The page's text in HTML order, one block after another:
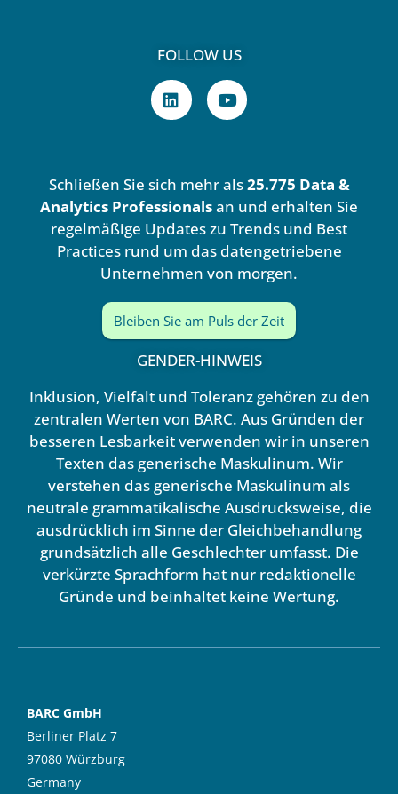
FOLLOW US
L
i
n
i
n
Y
o
u
e
Schließen Sie sich mehr als25.775 Data &
Analytics Professionalsan und erhalten Sie
regelmäßige Updates zu Trends und Best
Practices rund um das datengetriebene
Unternehmen von morgen.
Bleiben Sie am Puls der Zeit
GENDER-HINWEIS
Inklusion, Vielfalt und Toleranz gehören zu den
zentralen Werten von BARC. Aus Gründen der
besseren Lesbarkeit verwenden wir in unseren
Texten das generische Maskulinum. Wir
verstehen das generische Maskulinum als
neutrale grammatikalische Ausdrucksweise, die
ausdrücklich im Sinne der Gleichbehandlung
grundsätzlich alle Geschlechter umfasst. Die
verkürzte Sprachform hat nur redaktionelle
Gründe und beinhaltet keine Wertung.
BARC GmbH
Berliner Platz 7
97080 Würzburg
Germany